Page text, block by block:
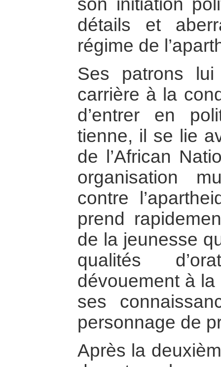
son initiation
détails et
régime de
Ses patrons
carrière à la
d’entrer en
tienne, il se lie
de l’African
organisation
contre
prend
de la jeunesse
qualités
dévouement à la
ses
personnage de
Après la